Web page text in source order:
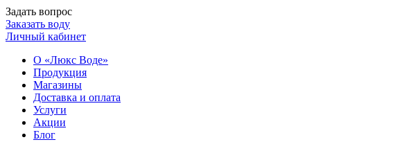
Задать вопрос
Заказать воду
Личный кабинет
О «Люкс Воде»
Продукция
Магазины
Доставка и оплата
Услуги
Акции
Блог